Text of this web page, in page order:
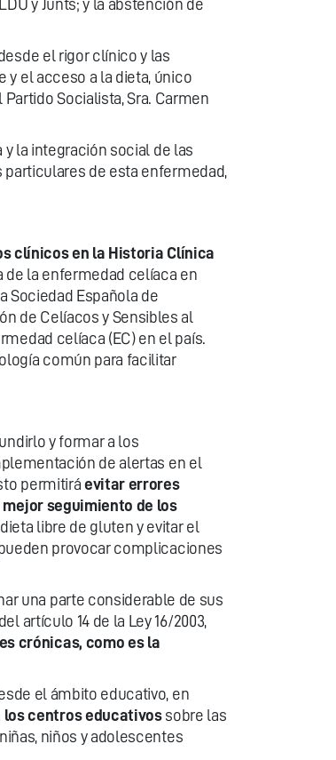
y Junts; y la abstención de
el rigor clínico y las
y el acceso a la dieta, único
Socialista, Sra. Carmen
la integración social de las
de esta enfermedad,
clínicos en la Historia Clínica
de la enfermedad celíaca en
Sociedad Española de
de Celíacos y Sensibles al
celíaca (EC) en el país.
común para facilitar
y formar a los
de alertas en el
permitirá evitar errores
seguimiento de los
libre de gluten y evitar el
provocar complicaciones
una parte considerable de sus
artículo 14 de la Ley 16/2003,
crónicas, como es la
el ámbito educativo, en
los centros educativossobre las
niños y adolescentes